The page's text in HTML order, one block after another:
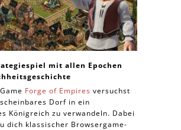
mit allen Epochen
Forge of Empires versuchst
Dorf in ein
Königreich zu verwandeln. Dabei
dich klassischer Browsergame-